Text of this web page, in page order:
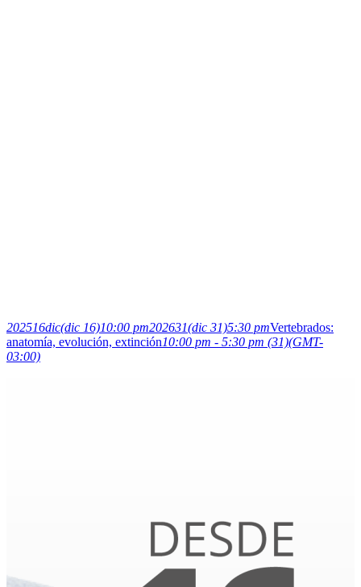
202516dic(dic 16)10:00 pm202631(dic 31)5:30 pmVertebrados:
anatomía, evolución, extinción10:00 pm - 5:30 pm (31)(GMT-
03:00)